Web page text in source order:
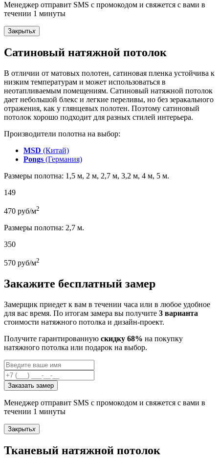
Менеджер отправит SMS с промокодом и свяжется с вами в
течении 1 минуты
Закрытьx
Сатиновый натяжной потолок
В отличии от матовых полотен, сатиновая пленка устойчива к
низким температурам и может использоваться в
неотапливаемым помещениям. Сатиновый натяжной потолок
дает небольшой блекс и легкие переливы, но без зеракального
отражения, как у глянцевых полотен. Поэтому сатиновый
потолок хорошо подходит для разных стилей интерьера.
Производители полотна на выбор:
MSD (Китай)
Pongs (Германия)
Размеры полотна: 1,5 м, 2 м, 2,7 м, 3,2 м, 4 м, 5 м.
149
470 руб/м2
Размеры полотна: 2,7 м.
350
570 руб/м2
Закажите бесплатный замер
Замерщик приедет к вам в течении часа или в любое удобное
для вас время. По итогам замера вы получите 3 варианта
стоимости натяжного потолка и дизайн-проект.
Получите гарантированную скидку 68% на покупку
натяжного потолка или подарок на выбор.
Заказать замер
Менеджер отправит SMS с промокодом и свяжется с вами в
течении 1 минуты
Закрытьx
Тканевый натяжной потолок